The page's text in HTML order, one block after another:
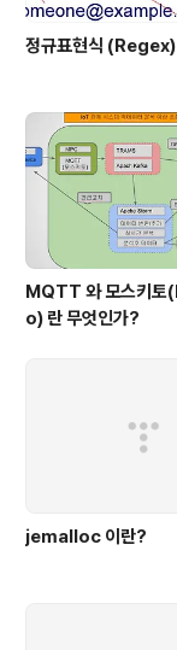
정규표현식 (Regex)
MQTT 와 모스키토(Mosquitt
o) 란 무엇인가?
jemalloc 이란?